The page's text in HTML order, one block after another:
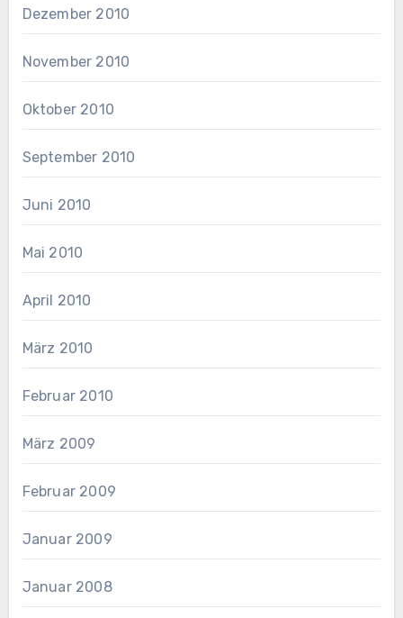
Dezember 2010
November 2010
Oktober 2010
September 2010
Juni 2010
Mai 2010
April 2010
März 2010
Februar 2010
März 2009
Februar 2009
Januar 2009
Januar 2008